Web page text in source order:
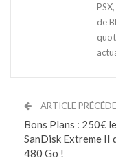
de
ARTICLE
Bons Plans : 250€ le
SanDisk Extreme II
480 Go !